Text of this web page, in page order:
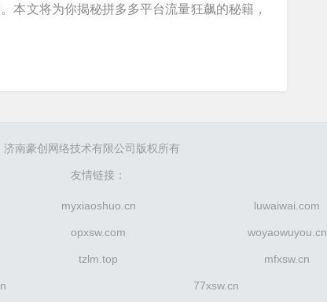
本文将为你揭秘拼多多平台流量狂飙的秘籍，
济南豪创网络技术有限公司版权所有
友情链接：
myxiaoshuo.cn luwaiwai.com
opxsw.com woyaowuyou.cn
tzlm.top mfxsw.cn
77xsw.cn